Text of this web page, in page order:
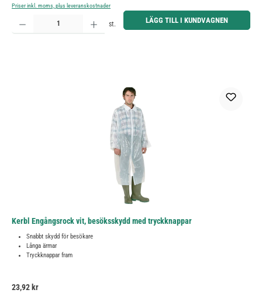
Priser inkl. moms, plus leveranskostnader
Produktkvantitet: Ange önskat belopp eller använd knapparna för att öka eller minska kvantiteten.
st. LÄGG TILL I KUNDVAGNEN
Kerbl Engångsrock vit, besöksskydd med tryckknappar
Snabbt skydd för besökare
Långa ärmar
Tryckknappar fram
Ordinarie pris:
23,92 kr